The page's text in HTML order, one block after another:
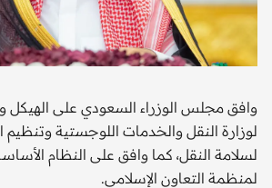
وافق مجلس الوزراء السعودي على الهيكل
لوزارة النقل والخدمات اللوجستية وتنظيم
لسلامة النقل، كما وافق على النظام
لمنظمة التعاون الإسلامي.